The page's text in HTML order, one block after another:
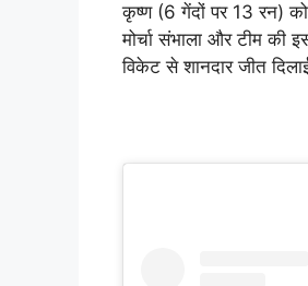
कृष्ण (6 गेंदों पर 13 रन)
मोर्चा संभाला और टीम की
विकेट से शानदार जीत